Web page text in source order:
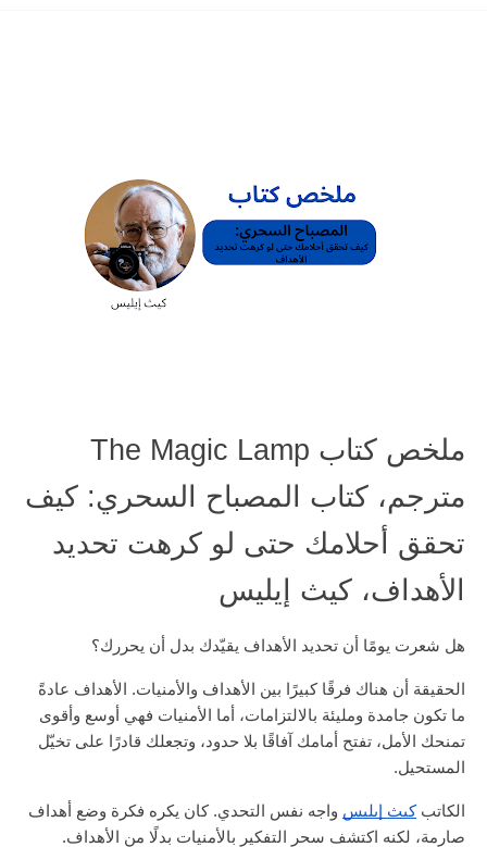
ملخص كتاب The Magic Lamp
مترجم، كتاب المصباح السحري: كيف
تحقق أحلامك حتى لو كرهت تحديد
الأهداف، كيث إيليس
هل شعرت يومًا أن تحديد الأهداف يقيّدك بدل أن يحررك؟
الحقيقة أن هناك فرقًا كبيرًا بين الأهداف والأمنيات. الأهداف عادةً
ما تكون جامدة ومليئة بالالتزامات، أما الأمنيات فهي أوسع وأقوى
تمنحك الأمل، تفتح أمامك آفاقًا بلا حدود، وتجعلك قادرًا على تخيّل
المستحيل.
الكاتبكيث إيليس واجه نفس التحدي. كان يكره فكرة وضع أهداف
صارمة، لكنه اكتشف سحر التفكير بالأمنيات بدلًا من الأهداف.